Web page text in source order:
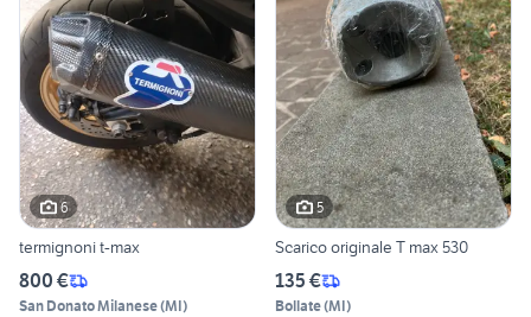
6
termignoni t-max
800 €
San Donato Milanese(MI)
5
Scarico originale T max 530
135 €
Bollate(MI)